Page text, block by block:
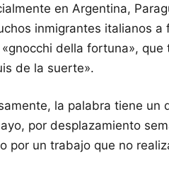
en Argentina,
inmigrantes italianos a
«gnocchi della fortuna»,
de la suerte».
la palabra tiene un
por desplazamiento
por un trabajo que no